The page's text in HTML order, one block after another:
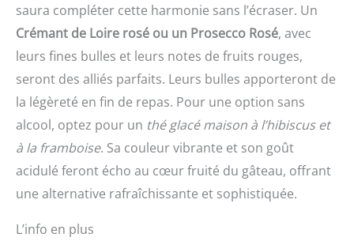
saura compléter cette harmonie sans l’écraser. Un
Crémant de Loire rosé ou un Prosecco Rosé, avec
leurs fines bulles et leurs notes de fruits rouges,
seront des alliés parfaits. Leurs bulles apporteront de
la légèreté en fin de repas. Pour une option sans
alcool, optez pour un thé glacé maison à l’hibiscus et
à la framboise. Sa couleur vibrante et son goût
acidulé feront écho au cœur fruité du gâteau, offrant
une alternative rafraîchissante et sophistiquée.
L’info en plus